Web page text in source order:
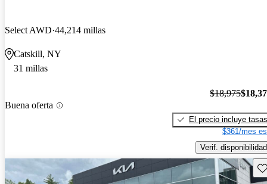
Select AWD 44,214 millas
Catskill, NY
31 millas
Buena oferta
$18,975
El precio incluye tasas
$361/mes
Verif. disponibilidad